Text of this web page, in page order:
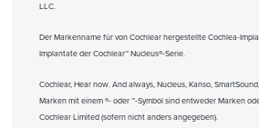
LLC.
Der Markenname für von Cochlear hergestellte Cochlea-
Implantate der Cochlear™ Nucleus®-Serie.
Cochlear, Hear now. And always, Nucleus, Kanso,
Marken mit einem ®- oder ™-Symbol sind entweder Marken
Cochlear Limited (sofern nicht anders angegeben).